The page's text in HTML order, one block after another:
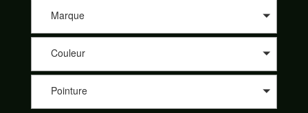
Marque
Couleur
Pointure